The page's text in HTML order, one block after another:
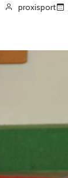
proxisport
Nous
genevois-
Collonge-